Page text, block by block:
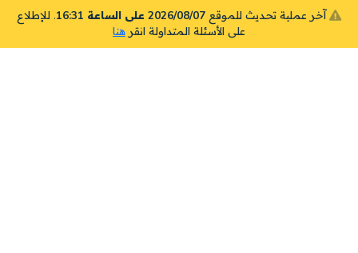
آخر عملية تحديث للموقع 2026/08/07 على الساعة 16:31
. للإطلاع
على الأسئلة المتداولة انقر هنا